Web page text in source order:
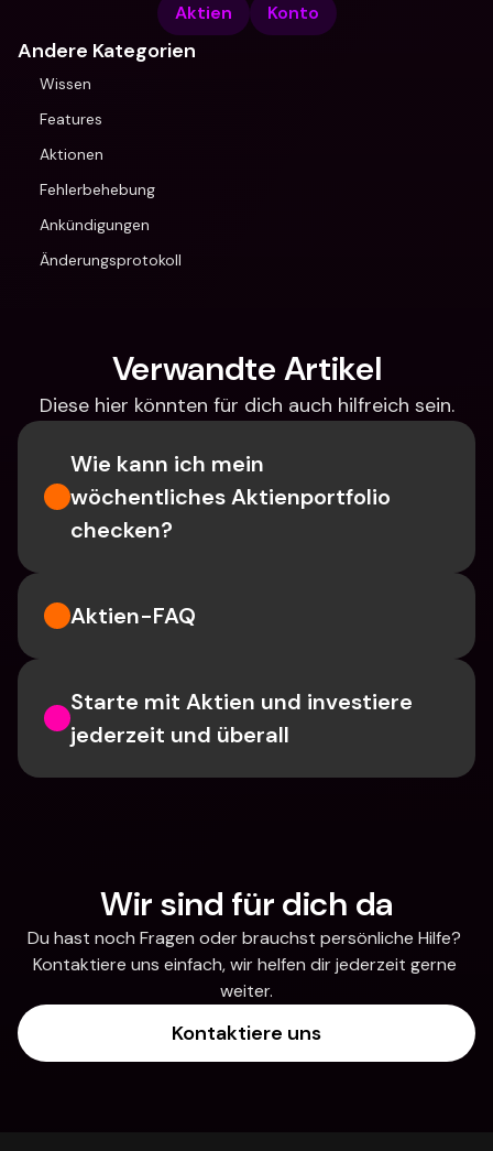
Aktien Konto
Andere Kategorien
Wissen
Features
Aktionen
Fehlerbehebung
Ankündigungen
Änderungsprotokoll
Verwandte Artikel
Diese hier könnten für dich auch hilfreich sein.
Wie kann ich mein
wöchentliches Aktienportfolio
checken?
Aktien-FAQ
Starte mit Aktien und investiere
jederzeit und überall
Wir sind für dich da
Du hast noch Fragen oder brauchst persönliche Hilfe?
Kontaktiere uns einfach, wir helfen dir jederzeit gerne
weiter.
Kontaktiere uns